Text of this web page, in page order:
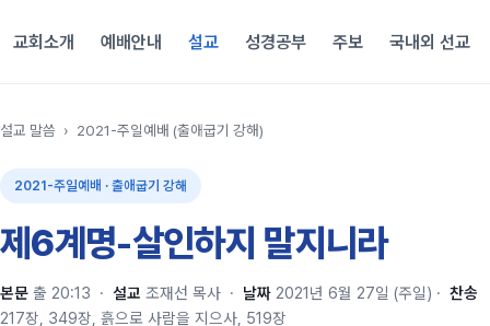
교회소개 예배안내 설교 성경공부 주보 국내외 선교
설교 말씀 › 2021-주일예배 (출애굽기 강해)
2021-주일예배 · 출애굽기 강해
제6계명-살인하지 말지니라
본문 출 20:13 · 설교 조재선 목사 · 날짜 2021년 6월 27일 (주일) · 찬송
217장, 349장, 흙으로 사람을 지으사, 519장